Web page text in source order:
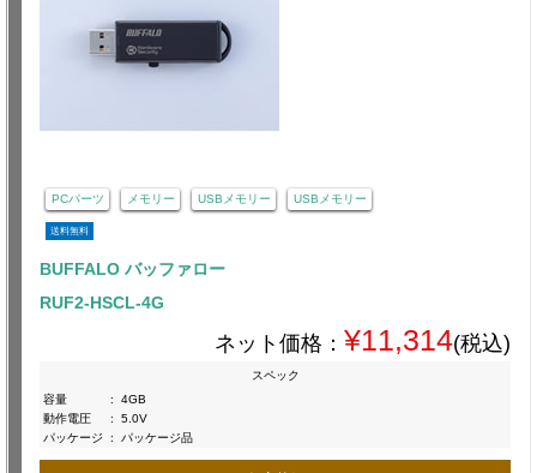
PCパーツ メモリー USBメモリー USBメモリー
送料無料
BUFFALO バッファロー
RUF2-HSCL-4G
ネット価格： ¥11,314(税込)
スペック
容量
:
4GB
動作電圧
:
5.0V
パッケージ
: パッケージ品